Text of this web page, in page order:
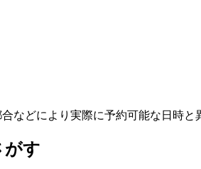
どにより実際に予約可能な日時
がす